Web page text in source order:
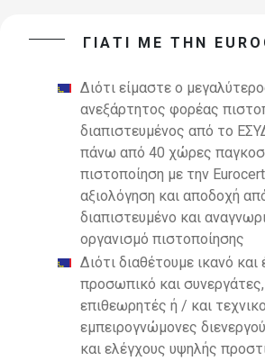
ΓΙΑΤΙ ΜΕ ΤΗΝ
Διότι είμαστε ο
ανεξάρτητος φορέας
διαπιστευμένος από το
πάνω από 40 χώρες
πιστοποίηση με την
αξιολόγηση και αποδοχή
διαπιστευμένο και
οργανισμό πιστοποίησης
Διότι διαθέτουμε ικανό και
προσωπικό και
επιθεωρητές ή / και
εμπειρογνώμονες
και ελέγχους υψηλής